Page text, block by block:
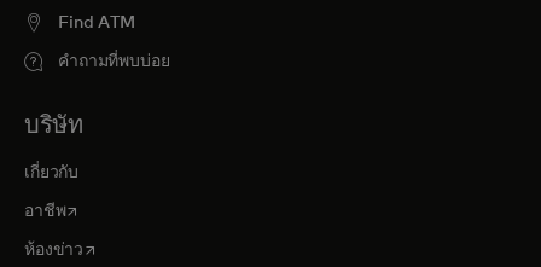
Find ATM
คำถามที่พบบ่อย
บริษัท
เกี่ยวกับ
อาชีพopens in a new tab
ห้องข่าว opens in a new tab